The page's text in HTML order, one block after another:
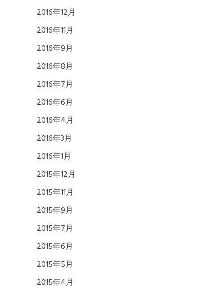
2016年12月
2016年11月
2016年9月
2016年8月
2016年7月
2016年6月
2016年4月
2016年3月
2016年1月
2015年12月
2015年11月
2015年9月
2015年7月
2015年6月
2015年5月
2015年4月